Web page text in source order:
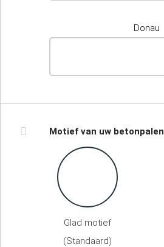
Donau
Motief van uw betonpalen
Glad motief
(Standaard)